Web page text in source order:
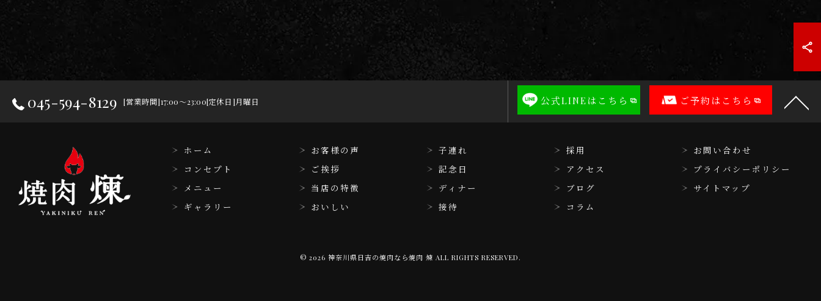
045-594-8129 [営業時間]17:00～23:00[定休日]月曜日 公式LINEはこちら ご予約はこちら
ホーム
コンセプト
メニュー
ギャラリー
お客様の声
ご挨拶
当店の特徴
おいしい
子連れ
記念日
ディナー
接待
採用
アクセス
ブログ
コラム
お問い合わせ
プライバシーポリシー
サイトマップ
© 2026 神奈川県日吉の焼肉なら焼肉 煉 ALL RIGHTS RESERVED.